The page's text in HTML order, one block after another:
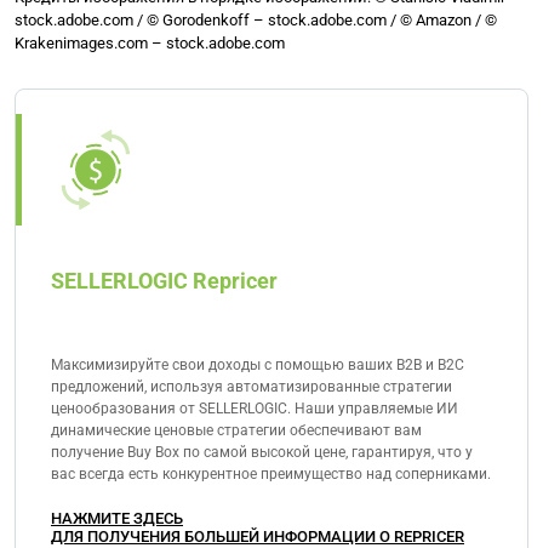
рекомендации по продуктам.
Программы Влиятельных Лиц или Партнеров
Amazon. Вместо этого внимание уделяется
увеличить охват и успех в продажах, но даже
микро-влиятельные лица с вовлеченным
сообществом могут успешно участвовать в
stock.adobe.com / © Gorodenkoff – stock.adobe.com / © Amazon / ©
Krakenimages.com – stock.adobe.com
SELLERLOGIC Repricer
Максимизируйте свои доходы с помощью ваших B2B и B2C
предложений, используя автоматизированные стратегии
ценообразования от SELLERLOGIC. Наши управляемые ИИ
динамические ценовые стратегии обеспечивают вам
получение Buy Box по самой высокой цене, гарантируя, что у
вас всегда есть конкурентное преимущество над соперниками.
НАЖМИТЕ ЗДЕСЬ
ДЛЯ ПОЛУЧЕНИЯ БОЛЬШЕЙ ИНФОРМАЦИИ О REPRICER